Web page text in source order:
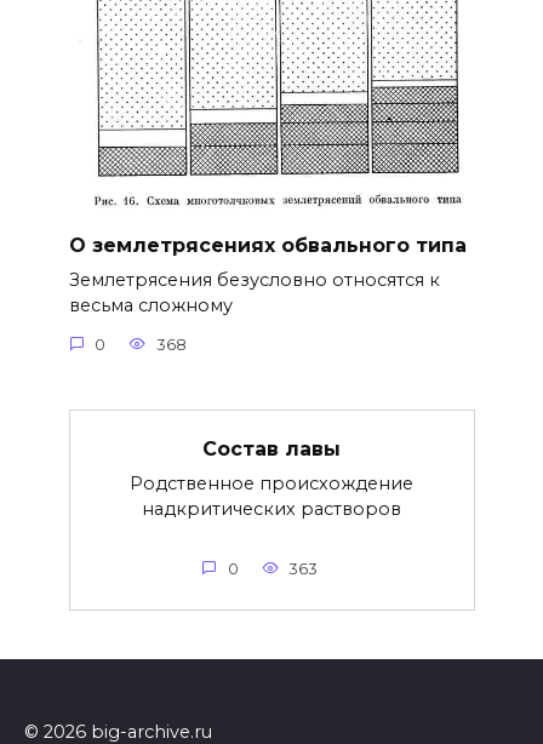
О землетрясениях обвального типа
Землетрясения безусловно относятся к
весьма сложному
0 368
Состав лавы
Родственное происхождение
надкритических растворов
0 363
© 2026 big-archive.ru